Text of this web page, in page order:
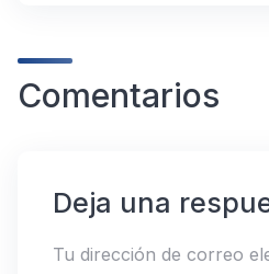
Comentarios
Deja una
Tu dirección de correo